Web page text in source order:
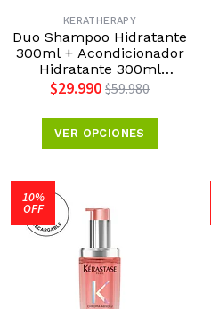
KERATHERAPY
Duo Shampoo Hidratante
300ml + Acondicionador
Hidratante 300ml
Keratherapy
$29.990 $59.980
VER OPCIONES
10%
OFF